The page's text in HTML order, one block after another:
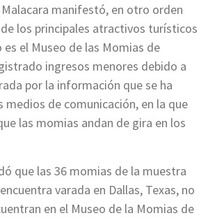
manifestó, en otro orden
los principales atractivos turísticos
el Museo de las Momias de
ingresos menores debido a
por la información que se ha
medios de comunicación, en la que
las momias andan de gira en los
que las 36 momias de la muestra
varada en Dallas, Texas, no
en el Museo de la Momias de